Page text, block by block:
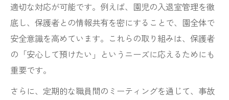
適切な対応が可能です。例えば、園児の入退室管理を徹
底し、保護者との情報共有を密にすることで、園全体で
安全意識を高めています。これらの取り組みは、保護者
の「安心して預けたい」というニーズに応えるためにも
重要です。
さらに、定期的な職員間のミーティングを通じて、事故